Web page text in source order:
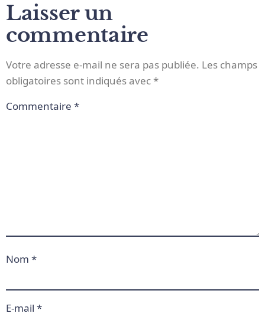
Laisser un
commentaire
Votre adresse e-mail ne sera pas publiée. Les champs
obligatoires sont indiqués avec*
Commentaire *
Nom *
E-mail *